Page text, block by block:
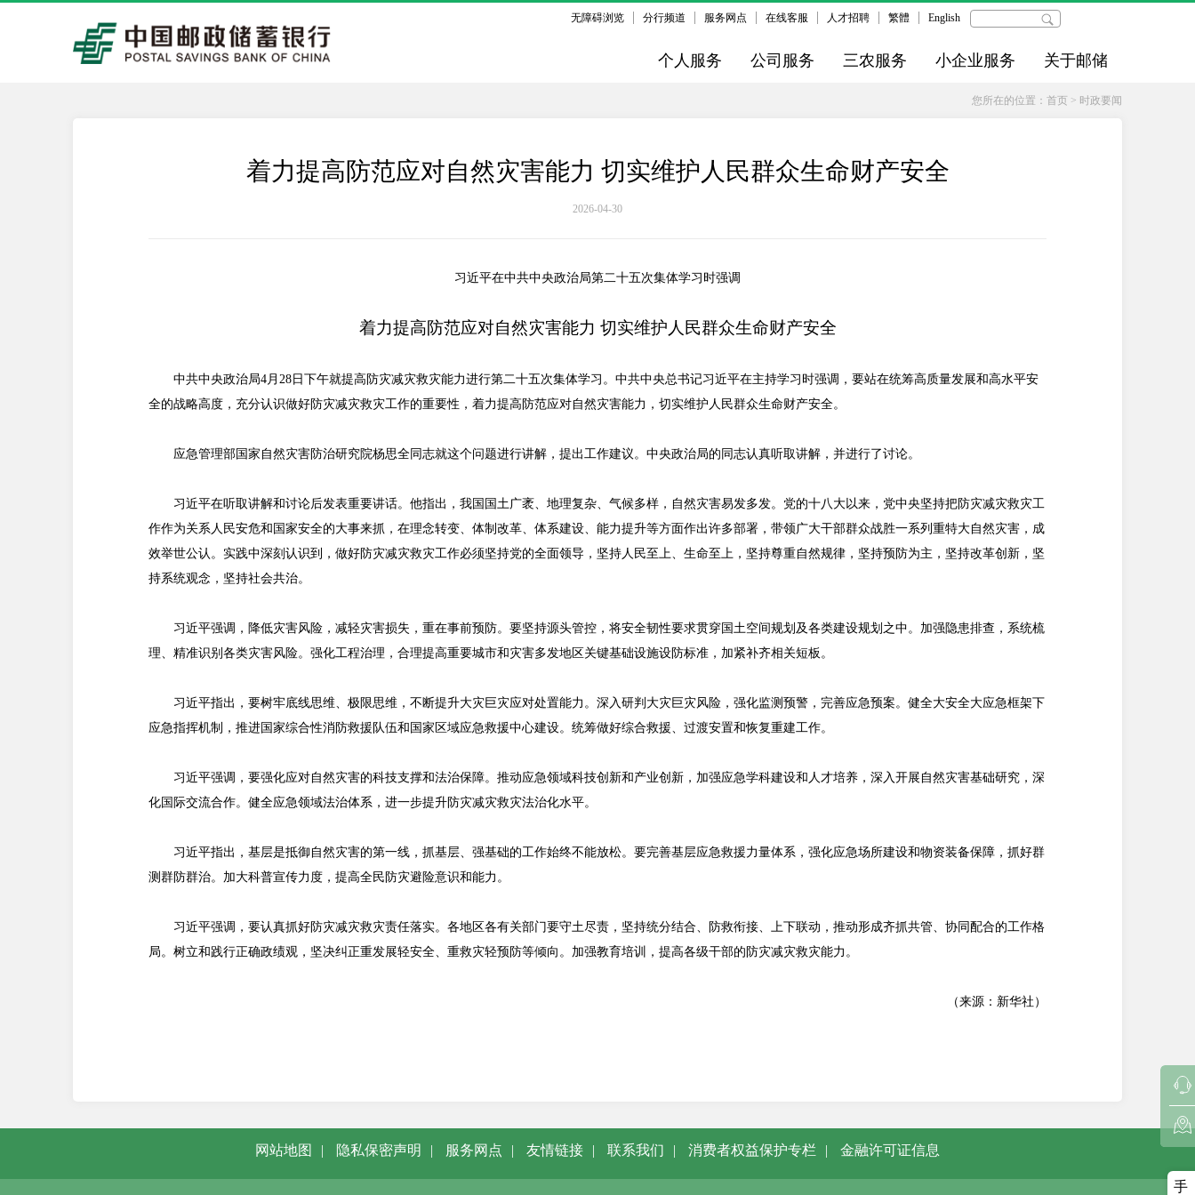
无障碍浏览 分行频道 服务网点 在线客服 人才招聘 繁體 English
个人服务 公司服务 三农服务 小企业服务 关于邮储
您所在的位置： 首页 > 时政要闻
着力提高防范应对自然灾害能力 切实维护人民群众生命财产安全
2026-04-30
习近平在中共中央政治局第二十五次集体学习时强调
着力提高防范应对自然灾害能力 切实维护人民群众生命财产安全
中共中央政治局4月28日下午就提高防灾减灾救灾能力进行第二十五次集体学习。中共中央总书记习近平在主持学习时强调，要站在统筹高质量发展和高水平安
全的战略高度，充分认识做好防灾减灾救灾工作的重要性，着力提高防范应对自然灾害能力，切实维护人民群众生命财产安全。
应急管理部国家自然灾害防治研究院杨思全同志就这个问题进行讲解，提出工作建议。中央政治局的同志认真听取讲解，并进行了讨论。
习近平在听取讲解和讨论后发表重要讲话。他指出，我国国土广袤、地理复杂、气候多样，自然灾害易发多发。党的十八大以来，党中央坚持把防灾减灾救灾工
作作为关系人民安危和国家安全的大事来抓，在理念转变、体制改革、体系建设、能力提升等方面作出许多部署，带领广大干部群众战胜一系列重特大自然灾害，成
效举世公认。实践中深刻认识到，做好防灾减灾救灾工作必须坚持党的全面领导，坚持人民至上、生命至上，坚持尊重自然规律，坚持预防为主，坚持改革创新，坚
持系统观念，坚持社会共治。
习近平强调，降低灾害风险，减轻灾害损失，重在事前预防。要坚持源头管控，将安全韧性要求贯穿国土空间规划及各类建设规划之中。加强隐患排查，系统梳
理、精准识别各类灾害风险。强化工程治理，合理提高重要城市和灾害多发地区关键基础设施设防标准，加紧补齐相关短板。
习近平指出，要树牢底线思维、极限思维，不断提升大灾巨灾应对处置能力。深入研判大灾巨灾风险，强化监测预警，完善应急预案。健全大安全大应急框架下
应急指挥机制，推进国家综合性消防救援队伍和国家区域应急救援中心建设。统筹做好综合救援、过渡安置和恢复重建工作。
习近平强调，要强化应对自然灾害的科技支撑和法治保障。推动应急领域科技创新和产业创新，加强应急学科建设和人才培养，深入开展自然灾害基础研究，深
化国际交流合作。健全应急领域法治体系，进一步提升防灾减灾救灾法治化水平。
习近平指出，基层是抵御自然灾害的第一线，抓基层、强基础的工作始终不能放松。要完善基层应急救援力量体系，强化应急场所建设和物资装备保障，抓好群
测群防群治。加大科普宣传力度，提高全民防灾避险意识和能力。
习近平强调，要认真抓好防灾减灾救灾责任落实。各地区各有关部门要守土尽责，坚持统分结合、防救衔接、上下联动，推动形成齐抓共管、协同配合的工作格
局。树立和践行正确政绩观，坚决纠正重发展轻安全、重救灾轻预防等倾向。加强教育培训，提高各级干部的防灾减灾救灾能力。
（来源：新华社）
网站地图 | 隐私保密声明 | 服务网点 | 友情链接 | 联系我们 | 消费者权益保护专栏 | 金融许可证信息
手